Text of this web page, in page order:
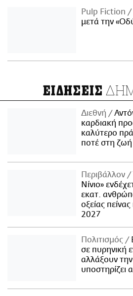
Pulp Fiction
μετά την
ΕΙΔΗΣΕΙΣ
Διεθνή
καρδιακή
καλύτερο
ποτέ στη
Περιβάλλον
Νίνιο»
εκατ.
οξείας
2027
Πολιτισμός
σε πυρηνική
αλλάξουν την
υποστηρίζει